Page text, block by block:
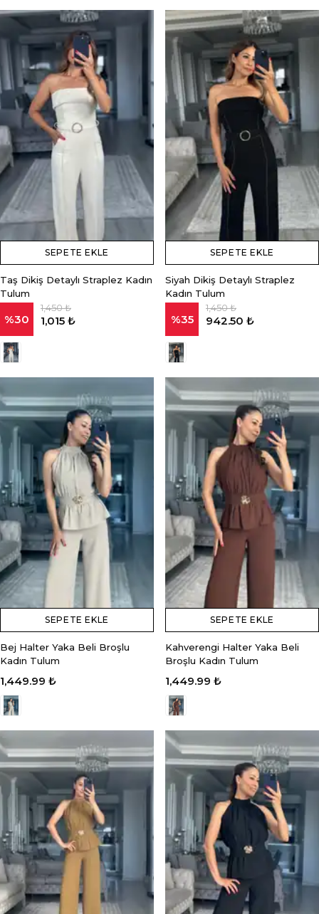
SEPETE EKLE
Taş Dikiş Detaylı Straplez Kadın
Tulum
%30
1,450 ₺
1,015 ₺
SEPETE EKLE
Siyah Dikiş Detaylı Straplez
Kadın Tulum
%35
1,450 ₺
942.50 ₺
SEPETE EKLE
Bej Halter Yaka Beli Broşlu
Kadın Tulum
1,449.99 ₺
SEPETE EKLE
Kahverengi Halter Yaka Beli
Broşlu Kadın Tulum
1,449.99 ₺